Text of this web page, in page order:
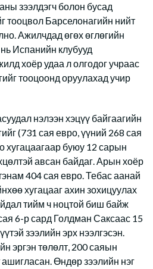
зээлдэгч болон бусад
тооцвол Барселонагийн нийт
Ажилчдад өгөх өглөгийн
Испанийн клубууд
хоёр удаа л олгодог учраас
тооцоонд оруулахад учир
нэлээн хэцүү байгаагийн
(731 сая евро, үүний 268 сая
хугацаагаар буюу 12 сарын
авсан байдаг. Арын хоёр
404 сая евро. Тебас аанай
хугацааг ахин зохицуулах
тийм ч ноцтой биш байж
6-р сард Голдман Саксаас 15
зээлийн эрх нээлгэсэн.
эргэн төлөлт, 200 саяын
Өндөр зээлийн нэг